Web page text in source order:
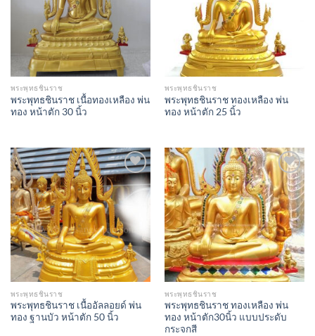
พระพุทธชินราช
พระพุทธชินราช เนื้อทองเหลือง พ่น
ทอง หน้าตัก 30 นิ้ว
พระพุทธชินราช
พระพุทธชินราช ทองเหลือง พ่น
ทอง หน้าตัก 25 นิ้ว
Add to
Wishlist
พระพุทธชินราช
พระพุทธชินราช เนื้ออัลลอยด์ พ่น
ทอง ฐานบัว หน้าตัก 50 นิ้ว
Add to
Wishlist
พระพุทธชินราช
พระพุทธชินราช ทองเหลือง พ่น
ทอง หน้าตัก30นิ้ว แบบประดับ
กระจกสี